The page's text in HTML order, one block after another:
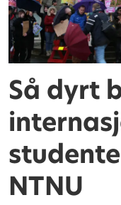
Så dyrt
NTNU